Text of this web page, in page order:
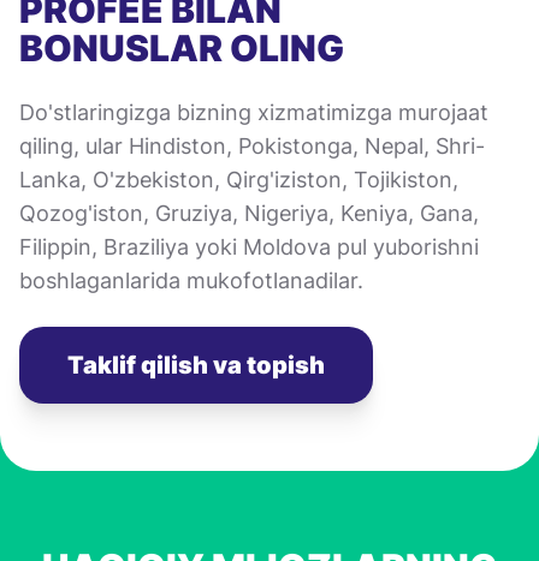
PROFEE BILAN
BONUSLAR OLING
Do'stlaringizga bizning xizmatimizga murojaat
qiling, ular Hindiston, Pokistonga, Nepal, Shri-
Lanka, O'zbekiston, Qirg'iziston, Tojikiston,
Qozog'iston, Gruziya, Nigeriya, Keniya, Gana,
Filippin, Braziliya yoki Moldova pul yuborishni
boshlaganlarida mukofotlanadilar.
Taklif qilish va topish